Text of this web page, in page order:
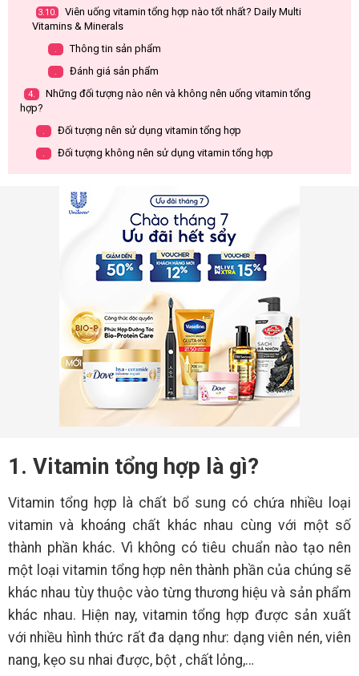
3.10.
Viên uống vitamin tổng hợp nào tốt nhất? Daily Multi
Vitamins & Minerals
. Thông tin sản phẩm
. Đánh giá sản phẩm
4.
Những đối tượng nào nên và không nên uống vitamin tổng
hợp?
. Đối tượng nên sử dụng vitamin tổng hợp
. Đối tượng không nên sử dụng vitamin tổng hợp
1. Vitamin tổng hợp là gì?
Vitamin tổng hợp là chất bổ sung có chứa nhiều loại
vitamin và khoáng chất khác nhau cùng với một số
thành phần khác. Vì không có tiêu chuẩn nào tạo nên
một loại vitamin tổng hợp nên thành phần của chúng sẽ
khác nhau tùy thuộc vào từng thương hiệu và sản phẩm
khác nhau. Hiện nay, vitamin tổng hợp được sản xuất
với nhiều hình thức rất đa dạng như: dạng viên nén, viên
nang, kẹo su nhai được, bột , chất lỏng,…